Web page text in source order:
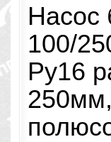
Насос
100/
Ру16
250мм,